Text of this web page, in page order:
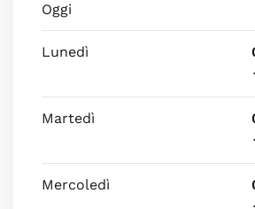
Oggi
Lunedì
Martedì
Mercoledì